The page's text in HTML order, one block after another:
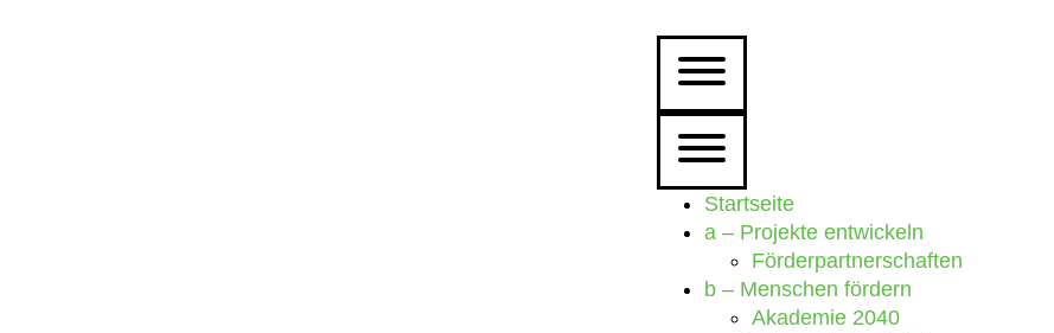
Startseite
a – Projekte entwickeln
Förderpartnerschaften
b – Menschen fördern
Akademie 2040